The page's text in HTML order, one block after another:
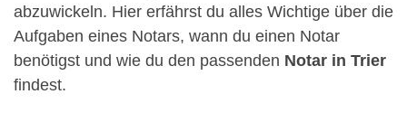
abzuwickeln. Hier erfährst du alles Wichtige über die
Aufgaben eines Notars, wann du einen Notar
benötigst und wie du den passenden Notar in Trier
findest.